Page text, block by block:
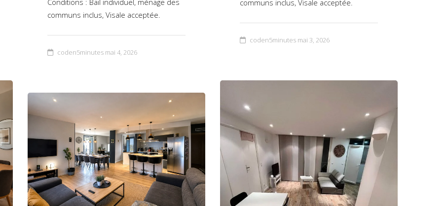
Conditions : Bail individuel, ménage des
communs inclus, Visale acceptée.
coden5minutes mai 4, 2026
communs inclus, Visale acceptée.
coden5minutes mai 3, 2026